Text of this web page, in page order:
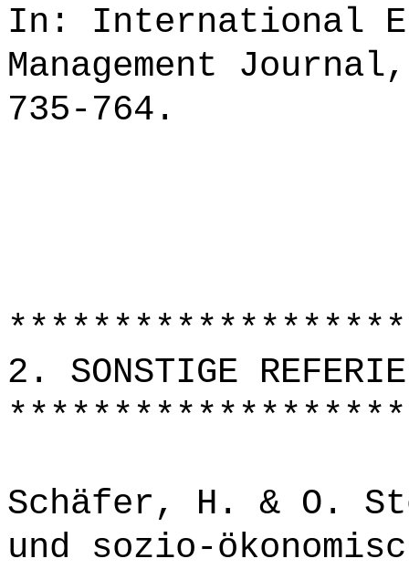
In: International
Management
735-764.
2. SONSTIGE
Schäfer, H. & O.
und sozio-